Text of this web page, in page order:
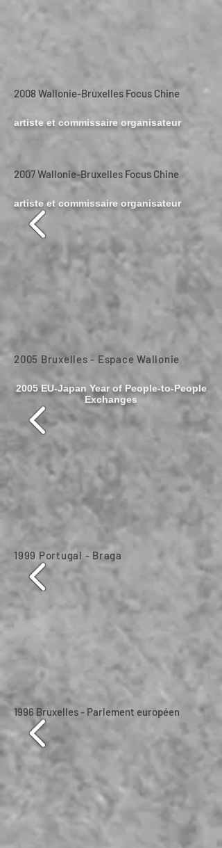
2008 Wallonie-Bruxelles Focus Chine
artiste et commissaire organisateur
2007 Wallonie-Bruxelles Focus Chine
artiste et commissaire organisateur
2005 Bruxelles - Espace Wallonie
2005 EU-Japan Year of People-to-People
Exchanges
1999 Portugal - Braga
1996 Bruxelles - Parlement européen